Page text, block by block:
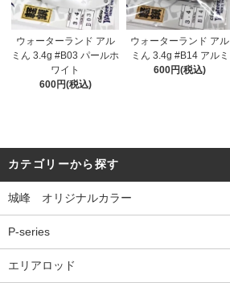
ウォーターランド アル
ミん 3.4g #B03 パールホ
ワイト
600円(税込)
ウォーターランド アル
ミん 3.4g #B14 アルミ
600円(税込)
カテゴリーから探す
城峰 オリジナルカラー
P-series
エリアロッド